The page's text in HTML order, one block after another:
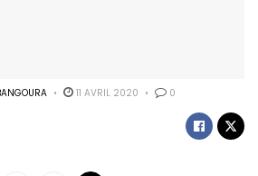
11 AVRIL 2020 0